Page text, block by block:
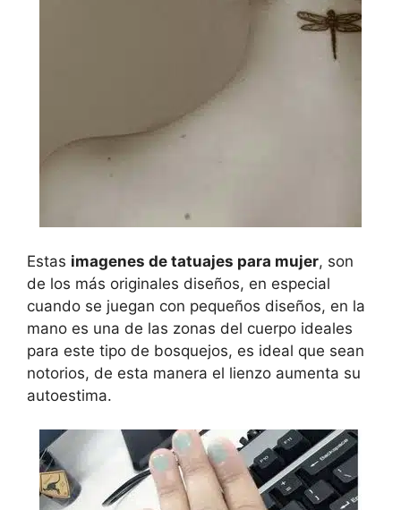
Estas imagenes de tatuajes para mujer, son
de los más originales diseños, en especial
cuando se juegan con pequeños diseños, en la
mano es una de las zonas del cuerpo ideales
para este tipo de bosquejos, es ideal que sean
notorios, de esta manera el lienzo aumenta su
autoestima.